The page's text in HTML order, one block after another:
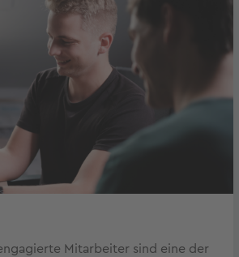
Mitarbeiter sind eine der